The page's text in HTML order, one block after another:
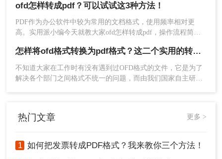
在线操作，需要确保上传和下载的文件安全，避免
泄露个人信息。
是使用专业的ofd转PDF软件还是在线转换工具，都
可以实现ofd文件的批量转换为PDF格式。您可以根
在使用这些方法时注意文件的保管和传输安全。希
则需要将ofd转成兼容性更高的PDF，那大家知道OFD如何转成
PDF吗？下面就来分享二个简单的ofd转换方法吧！
ofd怎样转成pdf？可以试试这3种方法！
PDF作为办公软件中较为常用的文档格式，使用频率相对更
高。实用派小编今天就教大家ofd怎样转成pdf，操作流程简
怎样将ofd格式转换为pdf格式？这二个实用的转换软件让你实现ofd转pdf
不知道大家在工作时有没有遇到过OFD格式的文件，它是为了
解决各个部门之间格式不统一的问题，而由我们国家自主研发
起来有一点麻烦，其实要解决这个问题也很简单，只要使用
样将ofd格式转换为p
热门文章 更多 >
1 如何把发票转成PDF格式？我来教你三个方法！